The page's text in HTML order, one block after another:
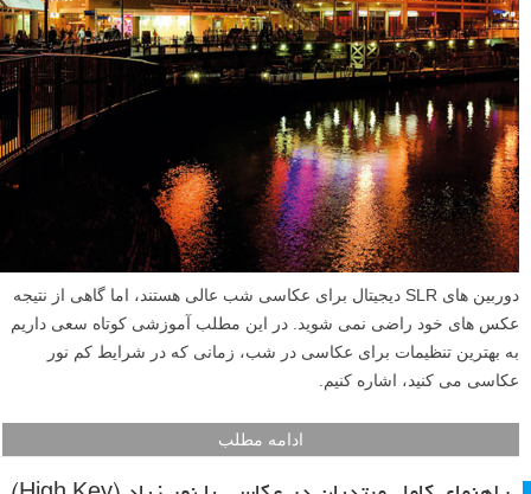
دوربین های SLR دیجیتال برای عکاسی شب عالی هستند، اما گاهی از نتیجه
عکس های خود راضی نمی شوید. در این مطلب آموزشی کوتاه سعی داریم
به بهترین تنظیمات برای عکاسی در شب، زمانی که در شرایط کم نور
عکاسی می کنید، اشاره کنیم.
ادامه مطلب